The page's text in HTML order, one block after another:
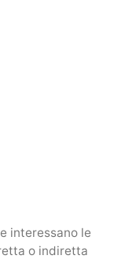
interessano le
o indiretta